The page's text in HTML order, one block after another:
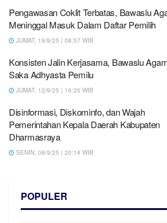
Pengawasan Coklit Terbatas, Bawaslu
Meninggal Masuk Dalam Daftar Pemilih
JUMAT, 19/9/25 | 08:57 WIB
Konsisten Jalin Kerjasama, Bawaslu
Saka Adhyasta Pemilu
JUMAT, 12/9/25 | 16:20 WIB
Disinformasi, Diskominfo, dan Wajah
Pemerintahan Kepala Daerah Kabupaten
Dharmasraya
SENIN, 08/9/25 | 20:14 WIB
POPULER